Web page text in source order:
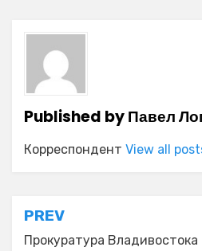
Published byПавел
Корреспондент View all
Навигация
PREV
Прокуратура Владивостока